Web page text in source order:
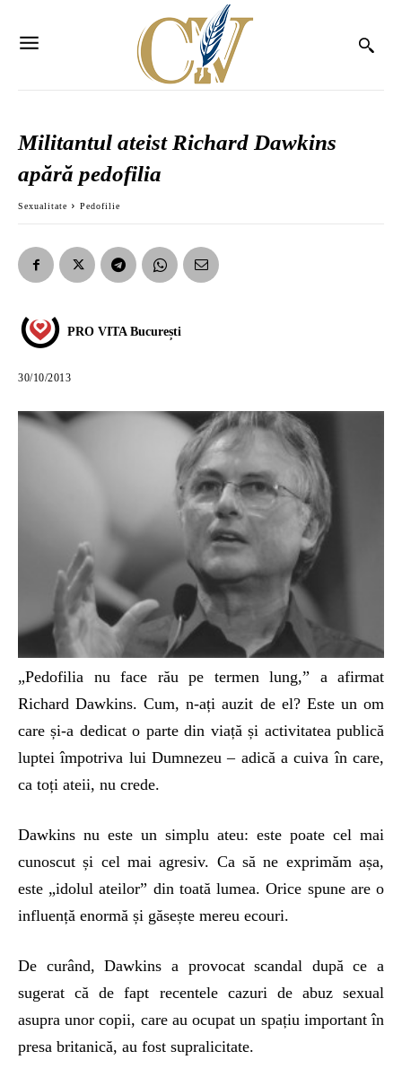
Militantul ateist Richard Dawkins
apără pedofilia
Sexualitate Pedofilie
PRO VITA București
30/10/2013
„Pedofilia nu face rău pe termen lung,” a afirmat
Richard Dawkins. Cum, n-ați auzit de el? Este un om
care și-a dedicat o parte din viață și activitatea publică
luptei împotriva lui Dumnezeu – adică a cuiva în care,
ca toți ateii, nu crede.
Dawkins nu este un simplu ateu: este poate cel mai
cunoscut și cel mai agresiv. Ca să ne exprimăm așa,
este „idolul ateilor” din toată lumea. Orice spune are o
influență enormă și găsește mereu ecouri.
De curând, Dawkins a provocat scandal după ce a
sugerat că de fapt recentele cazuri de abuz sexual
asupra unor copii, care au ocupat un spațiu important în
presa britanică, au fost supralicitate.